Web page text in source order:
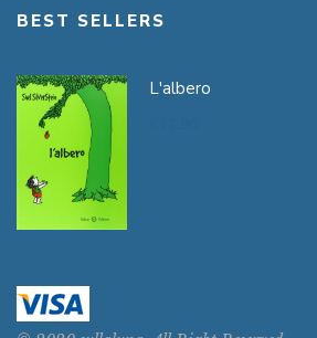
BEST SELLERS
L'albero